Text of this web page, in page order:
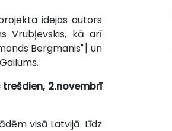
idejas autors
Vrubļevskis, kā arī
Bergmanis"] un
2.novembrī
visā Latvijā. Līdz